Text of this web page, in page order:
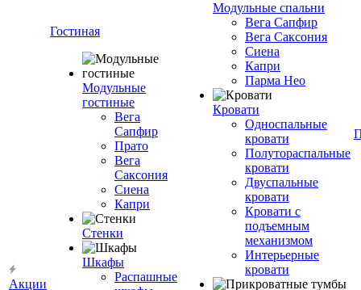
Акции
Гостиная
Модульные
гостиные
Вега
Сапфир
Прато
Вега
Саксония
Сиена
Капри
Стенки
Шкафы
Распашные
Модульные спальни
Вега Сапфир
Вега Саксония
Сиена
Капри
Парма Нео
Кровати
Односпальные
кровати
Полутораспальные
кровати
Двуспальные
кровати
Кровати с
подъемным
механизмом
Интерьерные
кровати